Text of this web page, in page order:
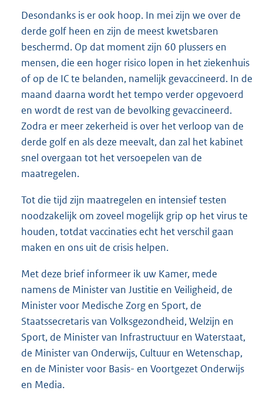
Desondanks is er ook hoop. In mei zijn we over de
derde golf heen en zijn de meest kwetsbaren
beschermd. Op dat moment zijn 60 plussers en
mensen, die een hoger risico lopen in het ziekenhuis
of op de IC te belanden, namelijk gevaccineerd. In de
maand daarna wordt het tempo verder opgevoerd
en wordt de rest van de bevolking gevaccineerd.
Zodra er meer zekerheid is over het verloop van de
derde golf en als deze meevalt, dan zal het kabinet
snel overgaan tot het versoepelen van de
maatregelen.
Tot die tijd zijn maatregelen en intensief testen
noodzakelijk om zoveel mogelijk grip op het virus te
houden, totdat vaccinaties echt het verschil gaan
maken en ons uit de crisis helpen.
Met deze brief informeer ik uw Kamer, mede
namens de Minister van Justitie en Veiligheid, de
Minister voor Medische Zorg en Sport, de
Staatssecretaris van Volksgezondheid, Welzijn en
Sport, de Minister van Infrastructuur en Waterstaat,
de Minister van Onderwijs, Cultuur en Wetenschap,
en de Minister voor Basis- en Voortgezet Onderwijs
en Media.